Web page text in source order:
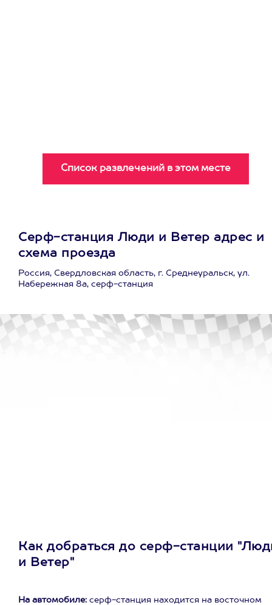
Серф-станция Люди и Ветер адрес и
схема проезда
Россия, Свердловская область, г. Среднеуральск, ул.
Набережная 8а, серф-станция
Как добраться до серф-станции
и Ветер"
На автомобиле: серф-станция находится на восточном